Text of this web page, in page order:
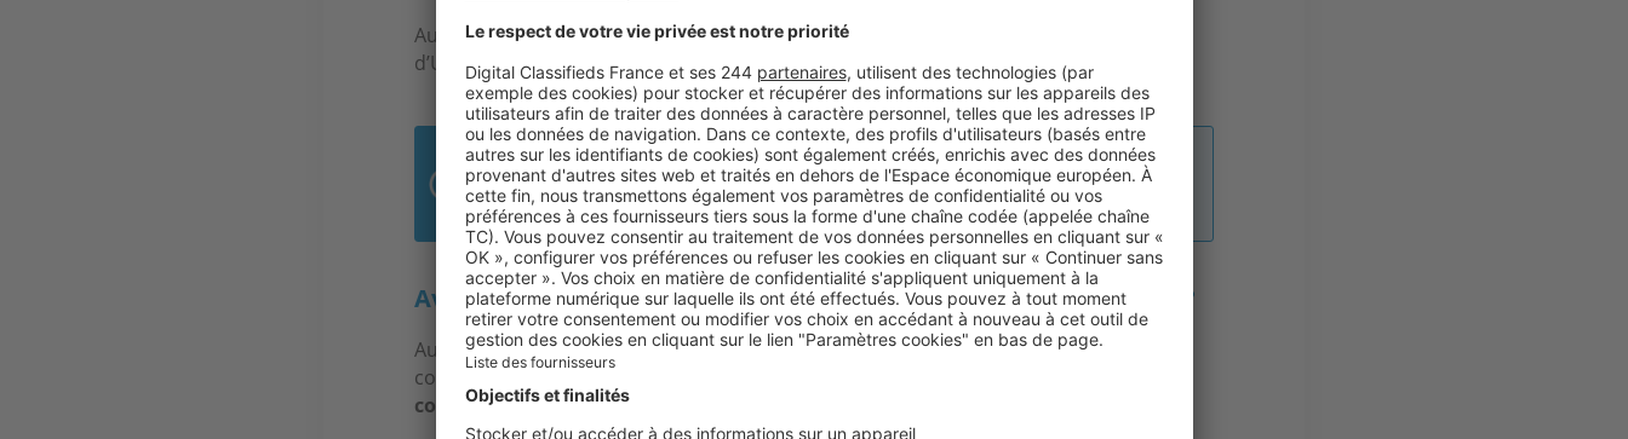
Au nord d’Uzès, dans la Vallée de la Cèze, et le secteur de Bagnols-sur-Cèze, à 25 km
d’Uzès, les prix baissent aussi.Uzès est vraiment un « micro-marché ».
28 % des biens uzétiens affichent une surface minimum de plus de
100 m².
Avez-vous noté un impact de la loi Climat sur le marché uzétien ?
Aujourd’hui, la répercussion est essentiellement visible sur notre clientèle principale,
constituée de Parisiens et d’étrangers. La
complètement bloqué.